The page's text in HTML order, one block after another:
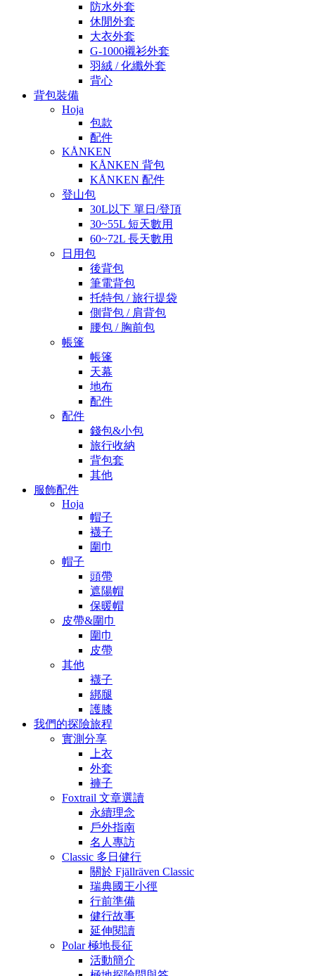
防水外套
休閒外套
大衣外套
G-1000襯衫外套
羽絨 / 化纖外套
背心
背包裝備
Hoja
包款
配件
KÅNKEN
KÅNKEN 背包
KÅNKEN 配件
登山包
30L以下 單日/登頂
30~55L 短天數用
60~72L 長天數用
日用包
後背包
筆電背包
托特包 / 旅行提袋
側背包 / 肩背包
腰包 / 胸前包
帳篷
帳篷
天幕
地布
配件
配件
錢包&小包
旅行收納
背包套
其他
服飾配件
Hoja
帽子
襪子
圍巾
帽子
頭帶
遮陽帽
保暖帽
皮帶&圍巾
圍巾
皮帶
其他
襪子
綁腿
護膝
我們的探險旅程
實測分享
上衣
外套
褲子
Foxtrail 文章選讀
永續理念
戶外指南
名人專訪
Classic 多日健行
關於 Fjällräven Classic
瑞典國王小徑
行前準備
健行故事
延伸閱讀
Polar 極地長征
活動簡介